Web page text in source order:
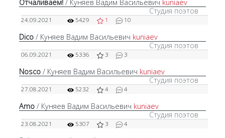
Отчаливаем! / Куняев Вадим Васильевич kuniaev
Студия поэтов
24.09.2021 5429 1 10
Dico / Куняев Вадим Васильевич kuniaev
Студия поэтов
06.09.2021 5336 3 3
Nosco / Куняев Вадим Васильевич kuniaev
Студия поэтов
27.08.2021 5232 4 4
Amo / Куняев Вадим Васильевич kuniaev
Студия поэтов
23.08.2021 5307 3 4